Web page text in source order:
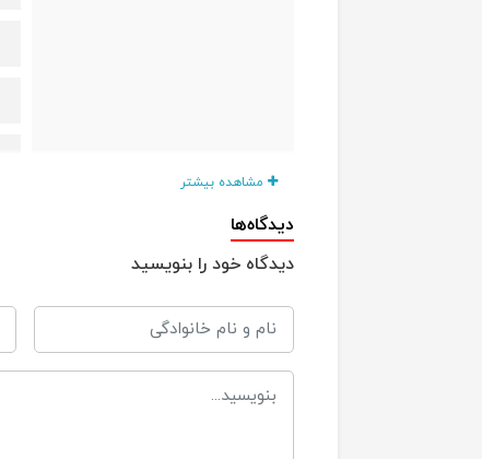
مشاهده بیشتر
دیدگاه‌ها
دیدگاه خود را بنویسید